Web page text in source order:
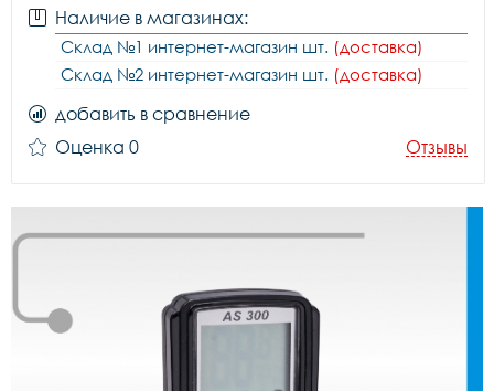
Наличие в магазинах:
Склад №1 интернет-магазин шт. (доставка)
Склад №2 интернет-магазин шт. (доставка)
добавить в сравнение
Оценка 0
Отзывы